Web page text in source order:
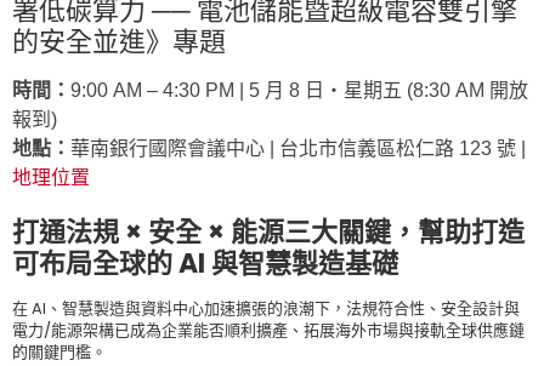
署低碳算力 ── 電池儲能暨超級電容雙引擎
的安全並進》專題
時間： 9:00 AM – 4:30 PM | 5 月 8 日‧星期五 (8:30 AM 開放
報到)
地點： 華南銀行國際會議中心 | 台北市信義區松仁路 123 號 |
地理位置
打通法規 × 安全 × 能源三大關鍵，幫助打造
可布局全球的 AI 與智慧製造基礎
在 AI、智慧製造與資料中心加速擴張的浪潮下，法規符合性、安全設計與
電力/能源架構已成為企業能否順利擴產、拓展海外市場與接軌全球供應鏈
的關鍵門檻。